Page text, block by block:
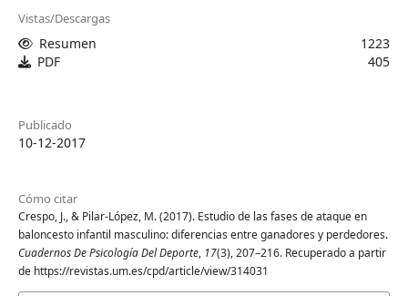
Vistas/Descargas
Resumen
1223
PDF
405
Publicado
10-12-2017
Cómo citar
Crespo, J., & Pilar-López, M. (2017). Estudio de las fases de ataque en
baloncesto infantil masculino: diferencias entre ganadores y perdedores.
Cuadernos De Psicología Del Deporte, 17(3), 207–216. Recuperado a partir
de https://revistas.um.es/cpd/article/view/314031